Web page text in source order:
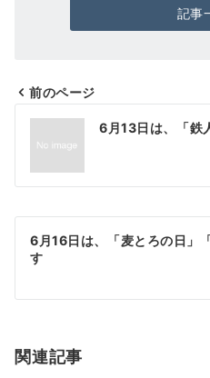
記事
投
ナ
ビ
ゲ
シ
ン
前のページ
6月13日は、「鉄
6月16日は、「麦とろの日」
す
関連記事